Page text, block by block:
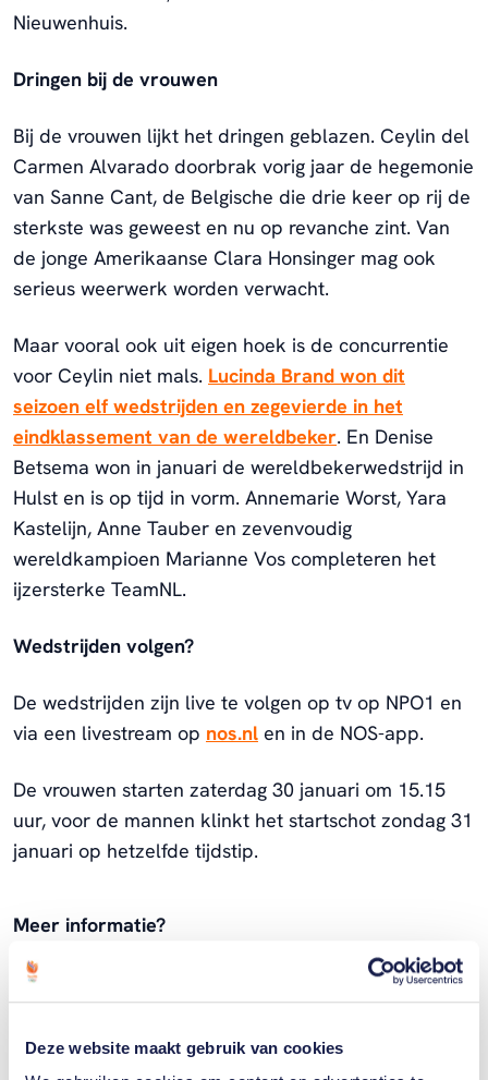
Deze website maakt gebruik van cookies
Nieuwenhuis.
Dringen bij de vrouwen
Bij de vrouwen lijkt het dringen geblazen. Ceylin del
Carmen Alvarado doorbrak vorig jaar de hegemonie
van Sanne Cant, de Belgische die drie keer op rij de
sterkste was geweest en nu op revanche zint. Van
de jonge Amerikaanse Clara Honsinger mag ook
serieus weerwerk worden verwacht.
Maar vooral ook uit eigen hoek is de concurrentie
voor Ceylin niet mals. Lucinda Brand won dit
seizoen elf wedstrijden en zegevierde in het
eindklassement van de wereldbeker. En Denise
Betsema won in januari de wereldbekerwedstrijd in
Hulst en is op tijd in vorm. Annemarie Worst, Yara
Kastelijn, Anne Tauber en zevenvoudig
wereldkampioen Marianne Vos completeren het
ijzersterke TeamNL.
Wedstrijden volgen?
De wedstrijden zijn live te volgen op tv op NPO1 en
via een livestream op nos.nl en in de NOS-app.
De vrouwen starten zaterdag 30 januari om 15.15
uur, voor de mannen klinkt het startschot zondag 31
januari op hetzelfde tijdstip.
Meer informatie?
Check de website van de organisatie